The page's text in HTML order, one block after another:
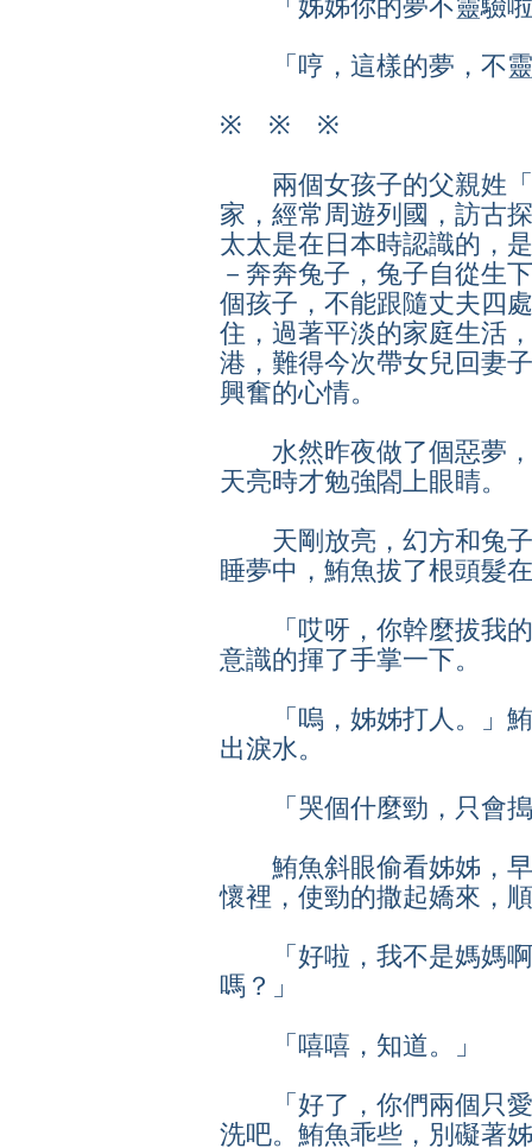
「姊姊你的夢不靈驗
「哼，這樣的夢，不靈
※
※
※
兩個女孩子的父親姓「
家，經常周遊列國，訪古
太太是在日本時認識的，
－奔奔兔子，兔子自從生
個孩子，不能跟隨丈夫四
住，過著平淡的家庭生活
港，難得今次帶女兒回妻
興奮的心情。
水然昨夜做了個惡夢，
天亮時才勉強閤上眼睛。
天剛放亮，幻方和兔子
睡夢中，鮪魚拔了根頭髮
「哎呀，你幹麼拔我的
意識的揮了手掌一下。
「嗚，姊姊打人。」鮪
出淚水。
「哭個什麼勁，只會搗
鮪魚斜眼偷看姊姊，早
懷裡，使勁的撒起嬌來，
「好啦，我不是媽媽啊
嗎？」
「嘻嘻，知道。」
「好了，你們兩個只愛
洗吧。鮪魚乖些，別礙著